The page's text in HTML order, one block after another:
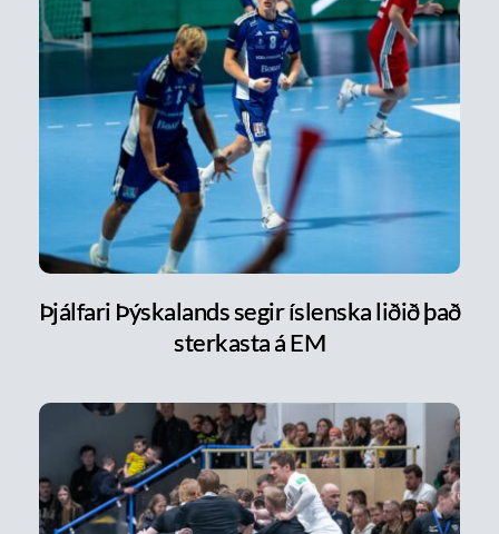
Þjálfari Þýskalands segir íslenska liðið það
sterkasta á EM